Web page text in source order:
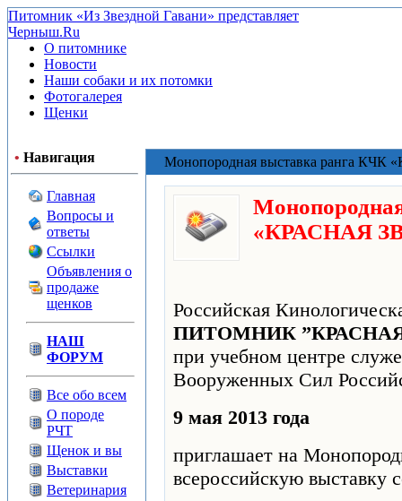
Питомник «Из Звездной Гавани» представляет
Черныш.Ru
О питомнике
Новости
Наши собаки и их потомки
Фотогалерея
Щенки
• Навигация
Главная
Вопросы и
ответы
Ссылки
Объявления о
продаже
щенков
НАШ
ФОРУМ
Все обо всем
О породе
РЧТ
Щенок и вы
Выставки
Ветеринария
Монопородная выставка ранга
«КРАСНАЯ
Российская
ПИТОМНИК ”КРАСНАЯ
при учебном центре
Вооруженных Сил
9 мая 2013 года
приглашает на
всероссийскую выставку